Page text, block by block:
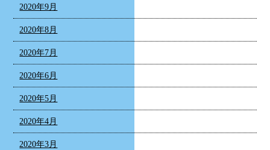
2020年9月
2020年8月
2020年7月
2020年6月
2020年5月
2020年4月
2020年3月